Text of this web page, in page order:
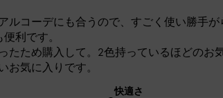
コーデにも合うので、すごく使い勝手が
利です。
ため購入して。2色持っているほどのお
気に入りです。
快適さ